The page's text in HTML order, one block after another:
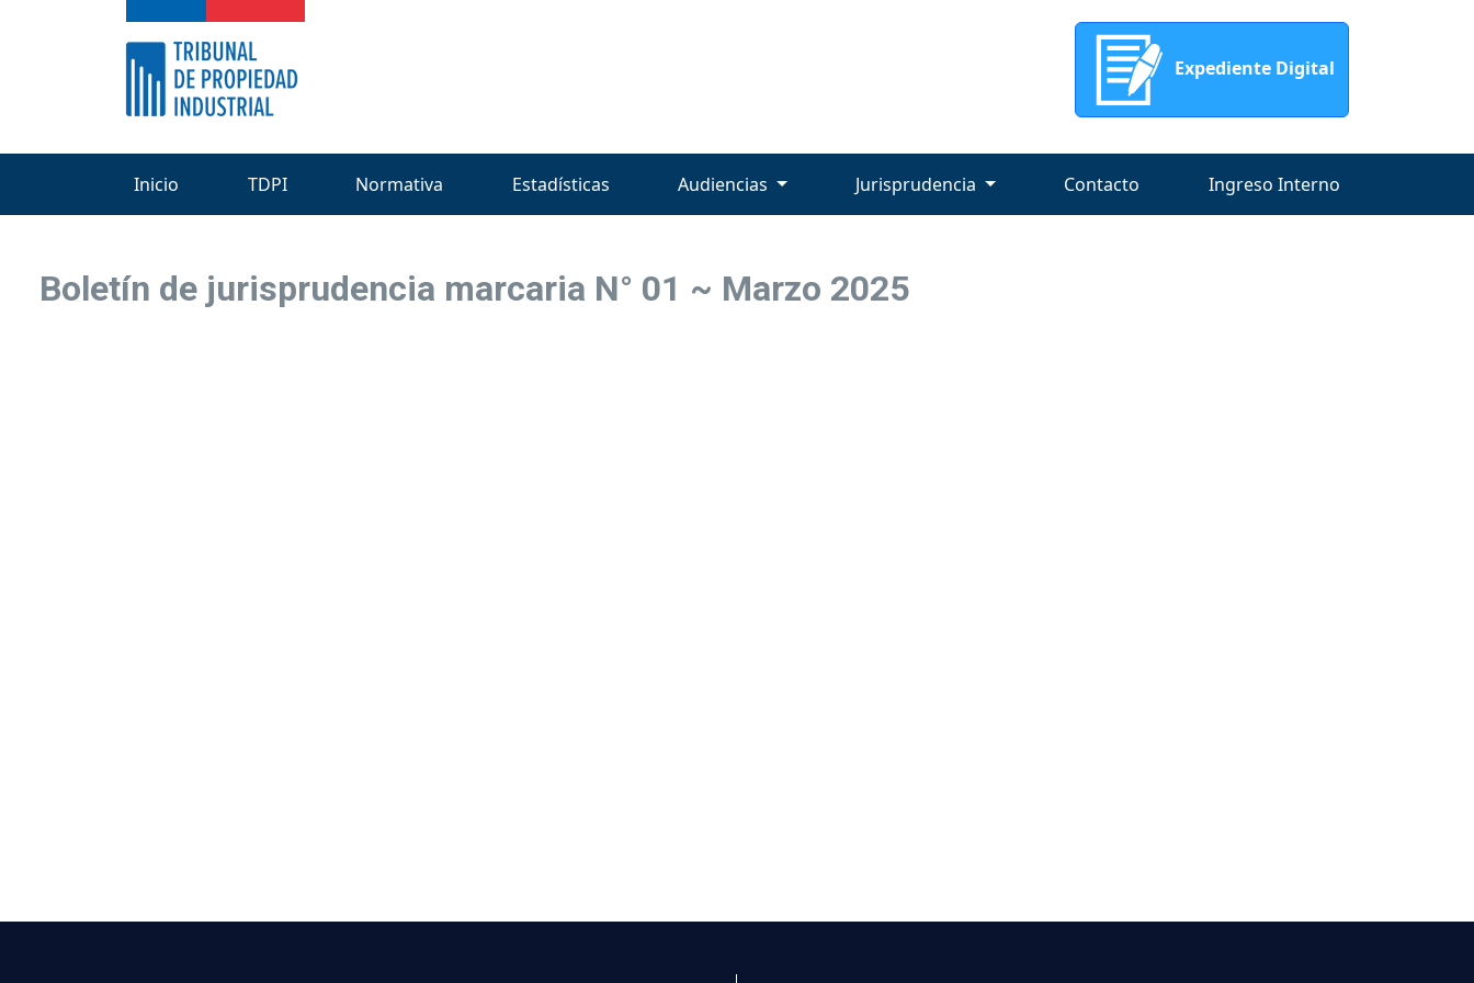
Expediente Digital
Inicio TDPI Normativa Estadísticas Audiencias Jurisprudencia Contacto Ingreso Interno
Boletín de jurisprudencia marcaria N° 01 ~ Marzo 2025